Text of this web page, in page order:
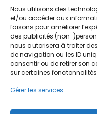
Nous utilisons des
et/ou accéder aux
faisons pour améliorer
des publicités (non-
nous autorisera à traiter
de navigation ou les ID
consentir ou de retirer son
sur certaines
Gérer les services